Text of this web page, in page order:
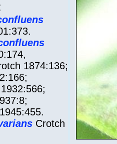
1874:136;
Crotch